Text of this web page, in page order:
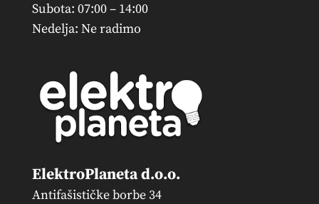
Subota: 07:00 – 14:00
Nedelja: Ne radimo
ElektroPlaneta d.o.o.
Antifašističke borbe 34